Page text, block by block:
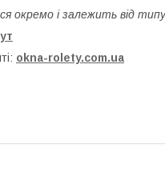
окремо і залежить від
okna-rolety.com.ua